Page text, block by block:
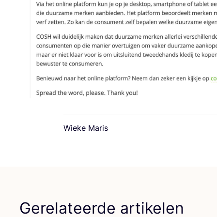
Wieke Maris
Gerelateerde artikelen